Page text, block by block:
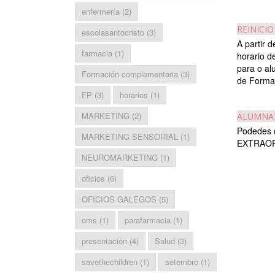
A partir
horario
para o
de
Podedes
enfermería (2)
escolasantocristo (3)
farmacia (1)
Formación complementaria (3)
FP (3) horarios (1)
MARKETING (2)
MARKETING SENSORIAL (1)
NEUROMARKETING (1)
oficios (6)
OFICIOS GALEGOS (5)
oms (1) parafarmacia (1)
presentación (4) Salud (3)
savethechildren (1) setembro (1)